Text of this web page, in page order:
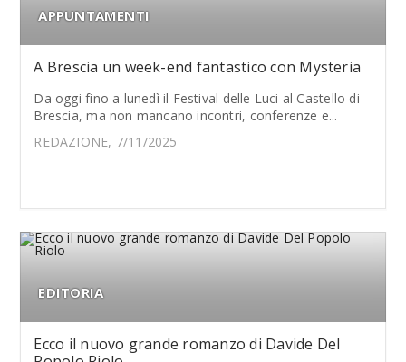
APPUNTAMENTI
A Brescia un week-end fantastico con Mysteria
Da oggi fino a lunedì il Festival delle Luci al Castello di
Brescia, ma non mancano incontri, conferenze e...
REDAZIONE, 7/11/2025
EDITORIA
Ecco il nuovo grande romanzo di Davide Del